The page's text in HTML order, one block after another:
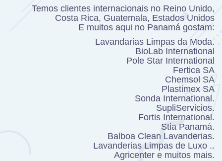
Temos clientes internacionais no Reino Unido,
Costa Rica, Guatemala, Estados Unidos
E muitos aqui no Panamá gostam:
Lavandarias Limpas da Moda.
BioLab International
Pole Star International
Fertica SA
Chemsol SA
Plastimex SA
Sonda International.
SupliServicios.
Fortis International.
Stia Panamá.
Balboa Clean Lavanderias.
Lavanderias Limpas de Luxo ..
Agricenter e muitos mais.